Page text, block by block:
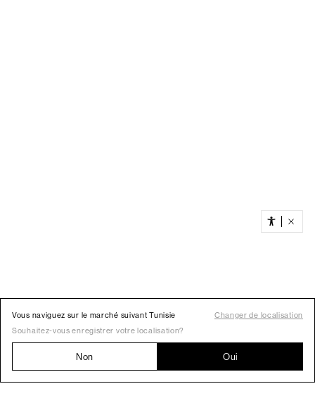
Vous naviguez sur le marché suivant Tunisie
Changer de localisation
Souhaitez-vous enregistrer votre localisation?
Non Oui